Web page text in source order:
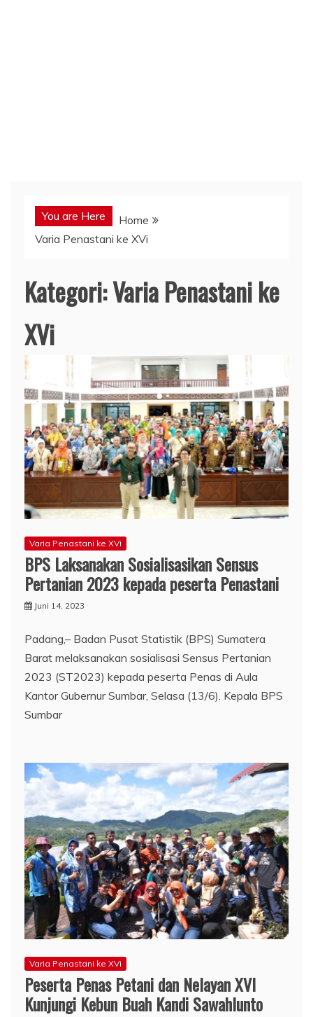
You are Here
Home
Varia Penastani ke XVi
Kategori:Varia Penastani ke
XVi
Varia Penastani ke XVi
BPS Laksanakan Sosialisasikan Sensus
Pertanian 2023 kepada peserta Penastani
Juni 14, 2023
Padang,– Badan Pusat Statistik (BPS) Sumatera
Barat melaksanakan sosialisasi Sensus Pertanian
2023 (ST2023) kepada peserta Penas di Aula
Kantor Gubernur Sumbar, Selasa (13/6). Kepala BPS
Sumbar
Varia Penastani ke XVi
Peserta Penas Petani dan Nelayan XVI
Kunjungi Kebun Buah Kandi Sawahlunto